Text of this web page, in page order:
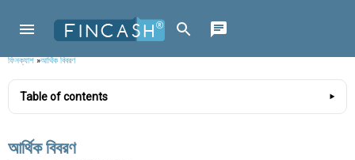
ফিনক্যাশ»আর্থিক বিবরণ
Table of contents
আর্থিক বিবরণ